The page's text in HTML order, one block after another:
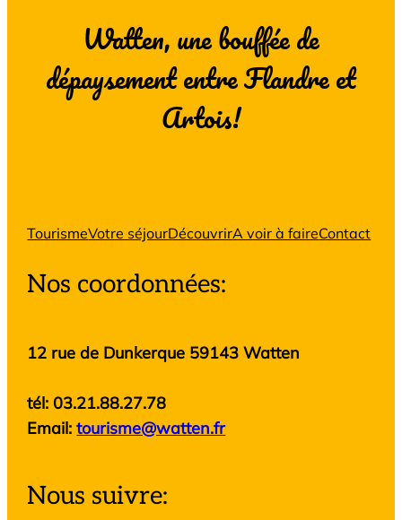
Watten, une bouffée de
dépaysement entre Flandre et
Artois!
TourismeVotre séjourDécouvrirA voir à faireContact
Nos coordonnées:
12 rue de Dunkerque 59143 Watten
tél: 03.21.88.27.78
Email:tourisme@watten.fr
Nous suivre: